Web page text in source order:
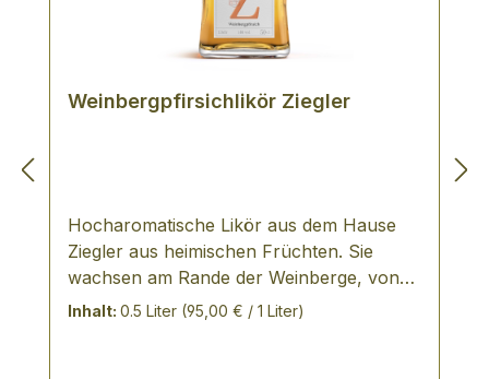
Weinbergpfirsichlikör Ziegler
Hocharomatische Likör aus dem Hause
Ziegler aus heimischen Früchten. Sie
wachsen am Rande der Weinberge, von
goldener Farbe mit der typischen
Inhalt: 0.5 Liter (95,00 € / 1 Liter)